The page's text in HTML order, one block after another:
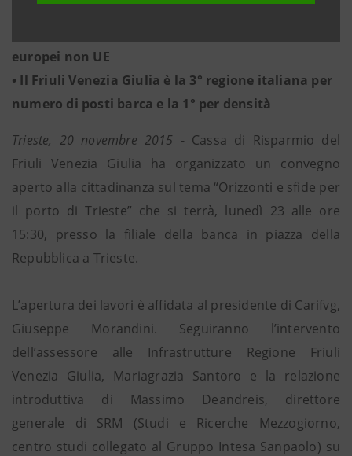
• Le nuove e principali direttrici strategiche per il
europei non UE
• Il Friuli Venezia Giulia è la 3° regione italiana per
numero di posti barca e la 1° per densità
Trieste, 20 novembre 2015 - Cassa di Risparmio del
Friuli Venezia Giulia ha organizzato un convegno
aperto alla cittadinanza sul tema “Orizzonti e sfide per
il porto di Trieste” che si terrà, lunedì 23 alle ore
15:30, presso la filiale della banca in piazza della
Repubblica a Trieste.
L’apertura dei lavori è affidata al presidente di Carifvg,
Giuseppe Morandini. Seguiranno l’intervento
dell’assessore alle Infrastrutture Regione Friuli
Venezia Giulia, Mariagrazia Santoro e la relazione
introduttiva di Massimo Deandreis, direttore
generale di SRM (Studi e Ricerche Mezzogiorno,
centro studi collegato al Gruppo Intesa Sanpaolo) su